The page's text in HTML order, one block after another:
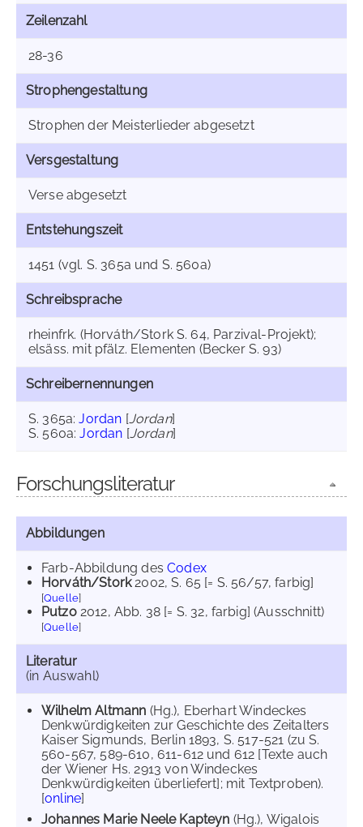
Zeilenzahl
28-36
Strophengestaltung
Strophen der Meisterlieder abgesetzt
Versgestaltung
Verse abgesetzt
Entstehungszeit
1451 (vgl. S. 365a und S. 560a)
Schreibsprache
rheinfrk. (Horváth/Stork S. 64, Parzival-Projekt);
elsäss. mit pfälz. Elementen (Becker S. 93)
Schreibernennungen
S. 365a:Jordan [Jordan]
S. 560a:Jordan [Jordan]
Forschungsliteratur
Abbildungen
Farb-Abbildung desCodex
Horváth/Stork2002, S. 65 [= S. 56/57, farbig]
[Quelle]
Putzo2012, Abb. 38 [= S. 32, farbig] (Ausschnitt)
[Quelle]
Literatur
(in Auswahl)
Wilhelm Altmann (Hg.), Eberhart Windeckes
Denkwürdigkeiten zur Geschichte des Zeitalters
Kaiser Sigmunds, Berlin 1893, S. 517-521 (zu S.
560-567, 589-610, 611-612 und 612 [Texte auch
der Wiener Hs. 2913 von Windeckes
Denkwürdigkeiten überliefert]; mit Textproben).
[online]
Johannes Marie Neele Kapteyn (Hg.), Wigalois